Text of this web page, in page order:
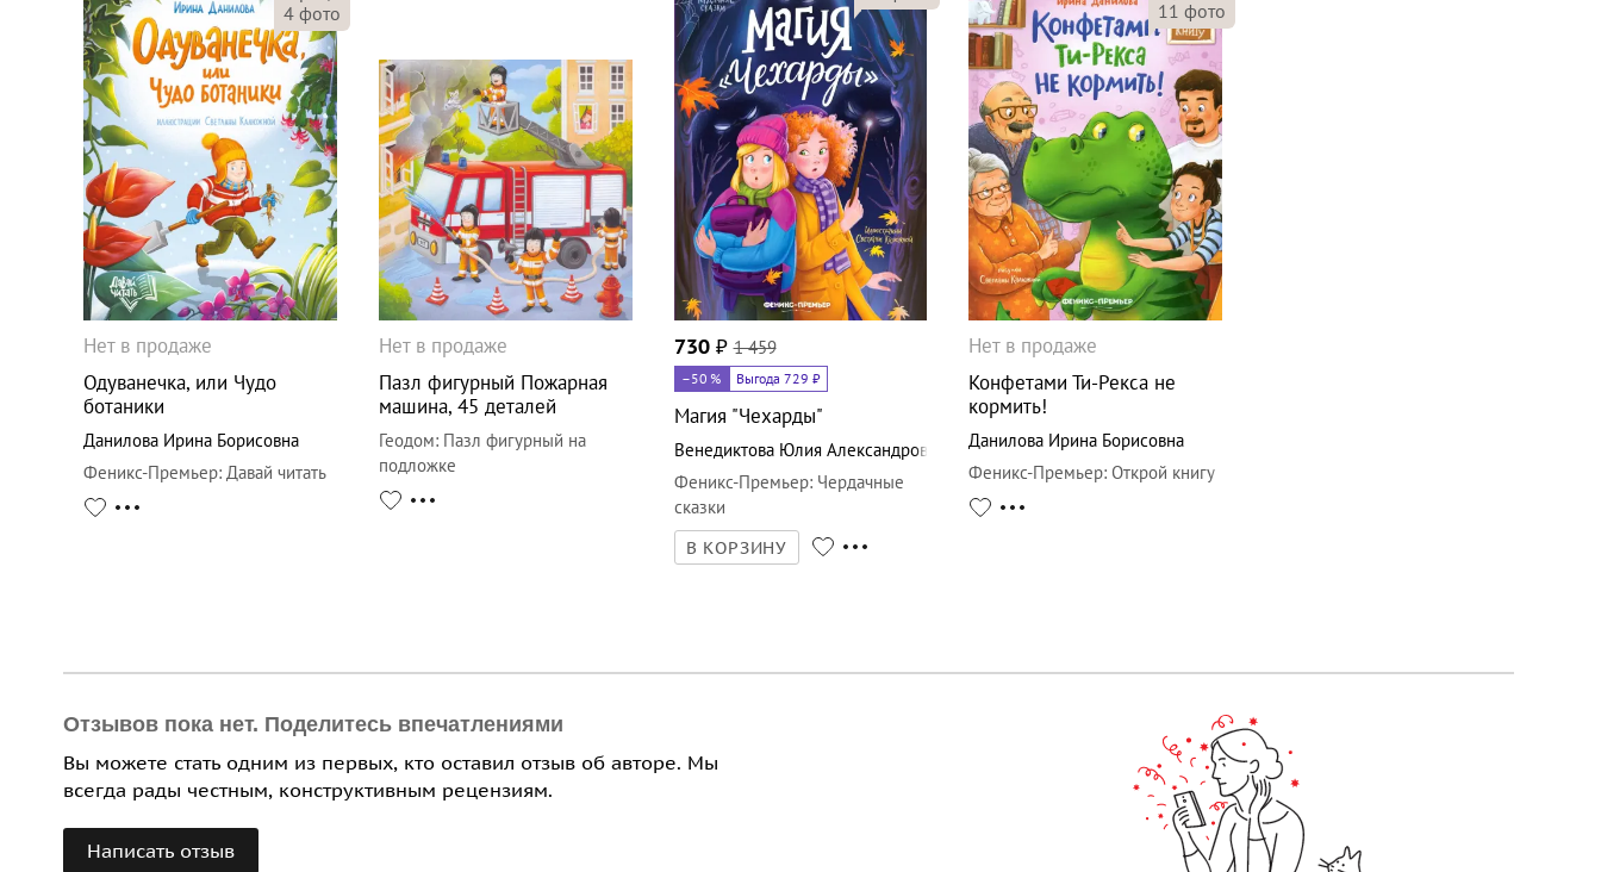
4фото
Нет в продаже
Одуванечка, или Чудо
ботаники
Данилова Ирина Борисовна
Феникс-Премьер: Давай читать
Нет в продаже
Пазл фигурный Пожарная
машина, 45 деталей
Геодом: Пазл фигурный на
подложке
730₽1 459
–50 % Выгода 729 ₽
Магия "Чехарды"
Венедиктова Юлия Александровна
Феникс-Премьер: Чердачные
сказки
В КОРЗИНУ
11 фото
Нет в продаже
Конфетами Ти-Рекса не
кормить!
Данилова Ирина Борисовна
Феникс-Премьер: Открой книгу
Отзывов пока нет. Поделитесь впечатлениями
Вы можете стать одним из первых, кто оставил отзыв об авторе. Мы
всегда рады честным, конструктивным рецензиям.
Написать отзыв